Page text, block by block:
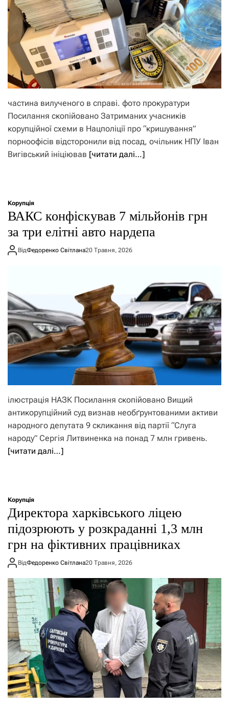
частина вилученого в справі. фото прокуратури
Посилання скопійовано Затриманих учасників
корупційної схеми в Нацполіції про “кришування”
порноофісів відсторонили від посад, очільник НПУ Іван
Вигівський ініціював [читати далі…]
Корупція
ВАКС конфіскував 7 мільйонів грн
за три елітні авто нардепа
ВідФедоренко Світлана20 Травня, 2026
ілюстрація НАЗК Посилання скопійовано Вищий
антикорупційний суд визнав необґрунтованими активи
народного депутата 9 скликання від партії “Слуга
народу” Сергія Литвиненка на понад 7 млн гривень.
[читати далі…]
Корупція
Директора харківського ліцею
підозрюють у розкраданні 1,3 млн
грн на фіктивних працівниках
ВідФедоренко Світлана20 Травня, 2026